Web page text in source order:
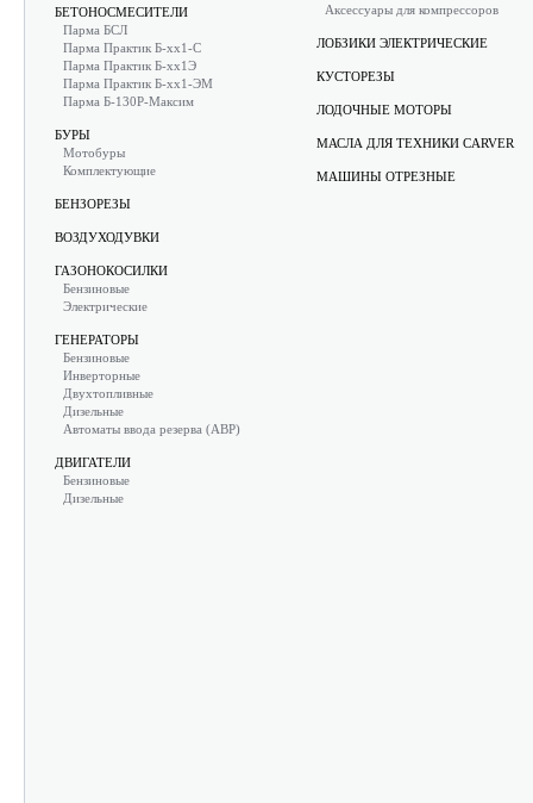
БЕТОНОСМЕСИТЕЛИ
Парма БСЛ
Парма Практик Б-хх1-С
Парма Практик Б-хх1Э
Парма Практик Б-хх1-ЭМ
Парма Б-130Р-Максим
БУРЫ
Мотобуры
Комплектующие
БЕНЗОРЕЗЫ
ВОЗДУХОДУВКИ
ГАЗОНОКОСИЛКИ
Бензиновые
Электрические
ГЕНЕРАТОРЫ
Бензиновые
Инверторные
Двухтопливные
Дизельные
Автоматы ввода резерва (АВР)
ДВИГАТЕЛИ
Бензиновые
Дизельные
Аксессуары для компрессоров
ЛОБЗИКИ ЭЛЕКТРИЧЕСКИЕ
КУСТОРЕЗЫ
ЛОДОЧНЫЕ МОТОРЫ
МАСЛА ДЛЯ ТЕХНИКИ CARVER
МАШИНЫ ОТРЕЗНЫЕ